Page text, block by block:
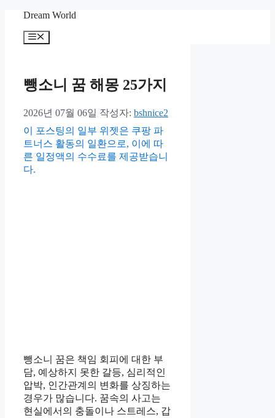
Dream World
메
뺑소니 꿈 해몽 25가지
2026년 07월 06일 작성자: bshnice2
이 포스팅의 일부 위젯은 쿠팡 파
트너스 활동의 일환으로, 이에 따
른 일정액의 수수료를 제공받습니
다.
뺑소니 꿈은 책임 회피에 대한 부
담, 예상하지 못한 갈등, 심리적인
압박, 인간관계의 변화를 상징하는
경우가 많습니다. 꿈속의 사고는
현실에서의 충돌이나 스트레스, 갑